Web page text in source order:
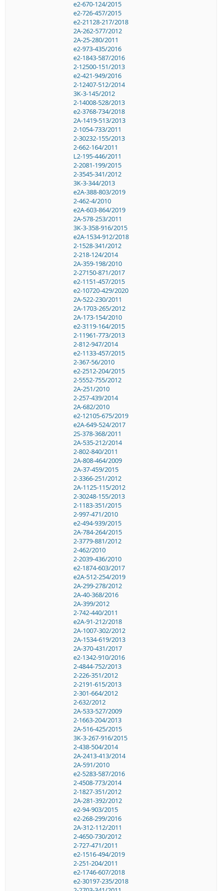
e2-670-124/2015
e2-726-457/2015
e2-21128-217/2018
2A-262-577/2012
2A-25-280/2011
e2-973-435/2016
e2-1843-587/2016
2-12500-151/2013
e2-421-949/2016
2-12407-512/2014
3K-3-145/2012
2-14008-528/2013
e2-3768-734/2018
2A-1419-513/2013
2-1054-733/2011
2-30232-155/2013
2-662-164/2011
L2-195-446/2011
2-2081-199/2015
2-3545-341/2012
3K-3-344/2013
e2A-388-803/2019
2-462-4/2010
e2A-603-864/2019
2A-578-253/2011
3K-3-358-916/2015
e2A-1534-912/2018
2-1528-341/2012
2-218-124/2014
2A-359-198/2010
2-27150-871/2017
e2-1151-457/2015
e2-10720-429/2020
2A-522-230/2011
2A-1703-265/2012
2A-173-154/2010
e2-3119-164/2015
2-11961-773/2013
2-812-947/2014
e2-1133-457/2015
2-367-56/2010
e2-2512-204/2015
2-5552-755/2012
2A-251/2010
2-257-439/2014
2A-682/2010
e2-12105-675/2019
e2A-649-524/2017
2S-378-368/2011
2A-535-212/2014
2-802-840/2011
2A-808-464/2009
2A-37-459/2015
2-3366-251/2012
2A-1125-115/2012
2-30248-155/2013
2-1183-351/2015
2-997-471/2010
e2-494-939/2015
2A-784-264/2015
2-3779-881/2012
2-462/2010
2-2039-436/2010
e2-1874-603/2017
e2A-512-254/2019
2A-299-278/2012
2A-40-368/2016
2A-399/2012
2-742-440/2011
e2A-91-212/2018
2A-1007-302/2012
2A-1534-619/2013
2A-370-431/2017
e2-1342-910/2016
2-4844-752/2013
2-226-351/2012
2-2191-615/2013
2-301-664/2012
2-632/2012
2A-533-527/2009
2-1663-204/2013
2A-516-425/2015
3K-3-267-916/2015
2-438-504/2014
2A-2413-413/2014
2A-591/2010
e2-5283-587/2016
2-4508-773/2014
2-1827-351/2012
2A-281-392/2012
e2-94-903/2015
e2-268-299/2016
2A-312-112/2011
2-4650-730/2012
2-727-471/2011
e2-1516-494/2019
2-251-204/2011
e2-1746-607/2018
e2-30197-235/2018